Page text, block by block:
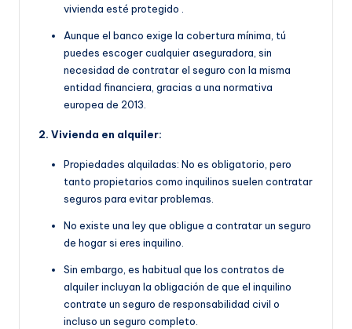
vivienda esté protegido .
Aunque el banco exige la cobertura mínima, tú
puedes escoger cualquier aseguradora, sin
necesidad de contratar el seguro con la misma
entidad financiera, gracias a una normativa
europea de 2013.
2. Vivienda en alquiler:
Propiedades alquiladas: No es obligatorio, pero
tanto propietarios como inquilinos suelen contratar
seguros para evitar problemas.
No existe una ley que obligue a contratar un seguro
de hogar si eres inquilino.
Sin embargo, es habitual que los contratos de
alquiler incluyan la obligación de que el inquilino
contrate un seguro de responsabilidad civil o
incluso un seguro completo.